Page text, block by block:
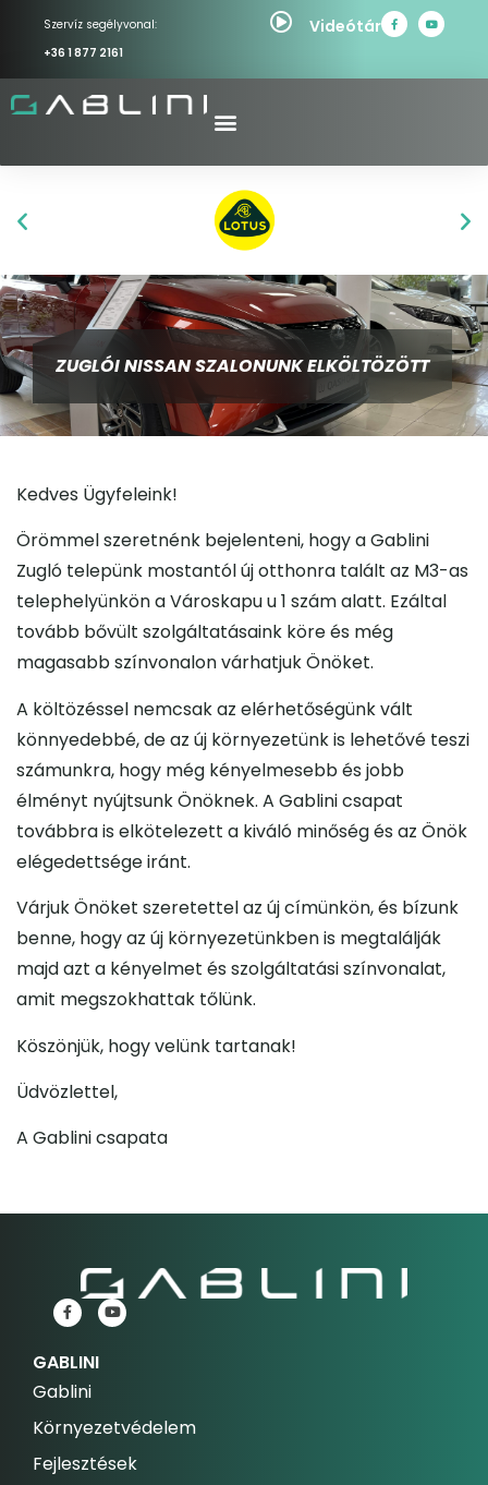
Szervíz segélyvonal:
+36 1 877 2161
Videótár
ZUGLÓI NISSAN SZALONUNK ELKÖLTÖZÖTT
Kedves Ügyfeleink!
Örömmel szeretnénk bejelenteni, hogy a Gablini
Zugló telepünk mostantól új otthonra talált az M3-as
telephelyünkön a Városkapu u 1 szám alatt. Ezáltal
tovább bővült szolgáltatásaink köre és még
magasabb színvonalon várhatjuk Önöket.
A költözéssel nemcsak az elérhetőségünk vált
könnyedebbé, de az új környezetünk is lehetővé teszi
számunkra, hogy még kényelmesebb és jobb
élményt nyújtsunk Önöknek. A Gablini csapat
továbbra is elkötelezett a kiváló minőség és az Önök
elégedettsége iránt.
Várjuk Önöket szeretettel az új címünkön, és bízunk
benne, hogy az új környezetünkben is megtalálják
majd azt a kényelmet és szolgáltatási színvonalat,
amit megszokhattak tőlünk.
Köszönjük, hogy velünk tartanak!
Üdvözlettel,
A Gablini csapata
GABLINI
Gablini
Környezetvédelem
Fejlesztések